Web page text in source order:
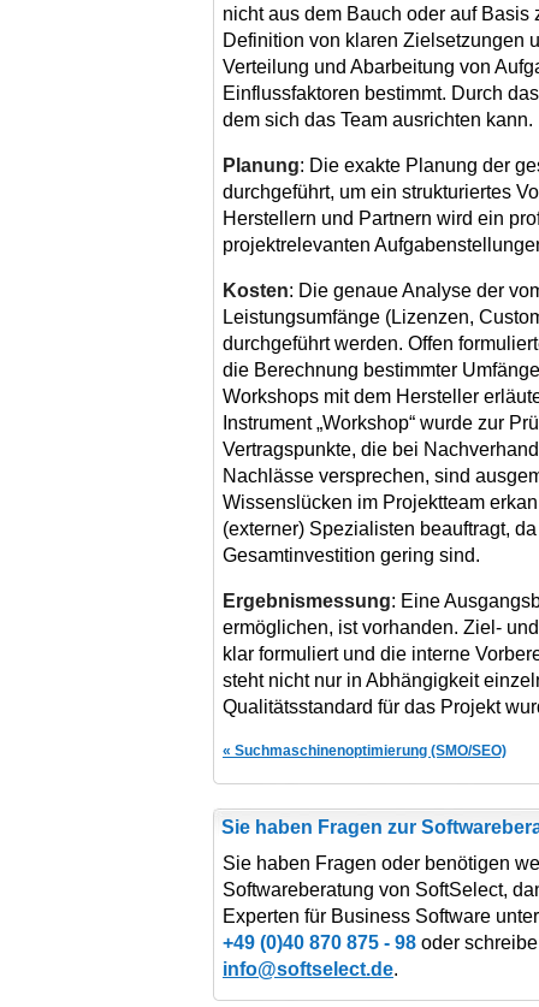
nicht aus dem Bauch oder auf
Definition von klaren Zielsetzungen
Verteilung und Abarbeitung von
Einflussfaktoren bestimmt. Durch
dem sich das Team ausrichten kann.
Planung: Die exakte Planung der
durchgeführt, um ein strukturiertes
Herstellern und Partnern wird ein
projektrelevanten
Kosten: Die genaue Analyse der
Leistungsumfänge (Lizenzen,
durchgeführt werden. Offen
die Berechnung bestimmter
Workshops mit dem Hersteller
Instrument „Workshop“ wurde zur
Vertragspunkte, die bei
Nachlässe versprechen, sind
Wissenslücken im Projektteam
(externer) Spezialisten beauftragt,
Gesamtinvestition gering sind.
Ergebnismessung: Eine
ermöglichen, ist vorhanden. Ziel-
klar formuliert und die interne
steht nicht nur in Abhängigkeit
Qualitätsstandard für das Projekt
« Suchmaschinenoptimierung (SMO/SEO)
Sie haben Fragen zur
Sie haben Fragen oder benötigen
Softwareberatung von SoftSelect,
Experten für Business Software
+49 (0)40 870 875 - 98 oder
info@softselect.de.